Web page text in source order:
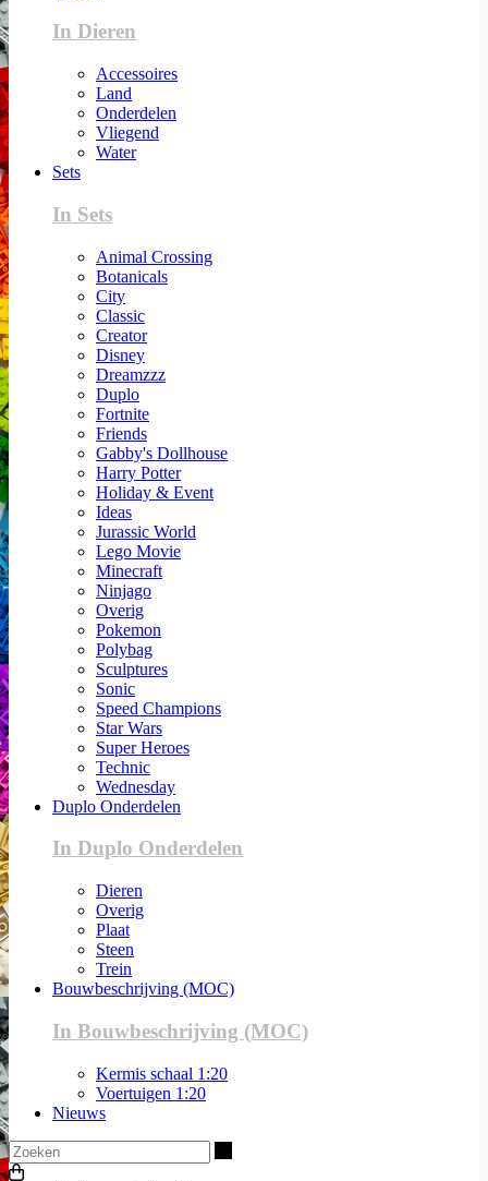
In Dieren
Accessoires
Land
Onderdelen
Vliegend
Water
Sets
In Sets
Animal Crossing
Botanicals
City
Classic
Creator
Disney
Dreamzzz
Duplo
Fortnite
Friends
Gabby's Dollhouse
Harry Potter
Holiday & Event
Ideas
Jurassic World
Lego Movie
Minecraft
Ninjago
Overig
Pokemon
Polybag
Sculptures
Sonic
Speed Champions
Star Wars
Super Heroes
Technic
Wednesday
Duplo Onderdelen
In Duplo Onderdelen
Dieren
Overig
Plaat
Steen
Trein
Bouwbeschrijving (MOC)
In Bouwbeschrijving (MOC)
Kermis schaal 1:20
Voertuigen 1:20
Nieuws